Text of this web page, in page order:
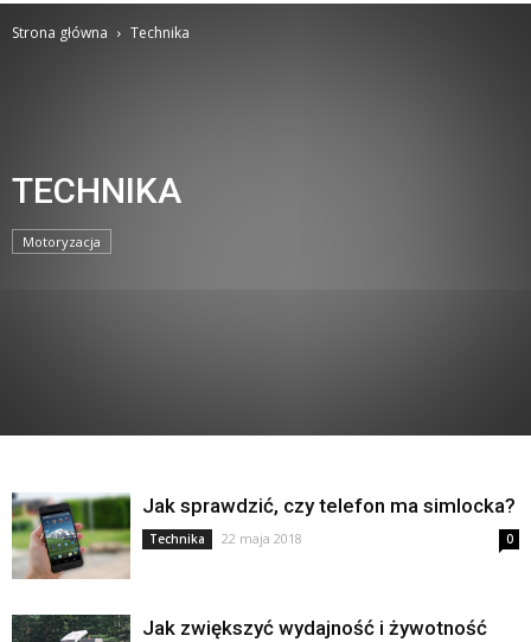
Strona główna Technika
TECHNIKA
Motoryzacja
Jak sprawdzić, czy telefon ma simlocka?
Technika 22 maja 2018 0
Jak zwiększyć wydajność i żywotność